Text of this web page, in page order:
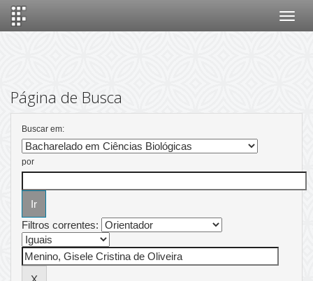
Página de Busca
Buscar em:
por
Filtros correntes: